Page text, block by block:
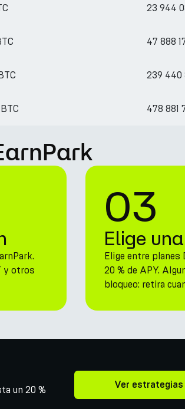
23 944
47 888
239 440
478 881
y otros
03
Elige
Elige entre planes
20 % de APY.
bloqueo: retira
un 20 %
Ver estrategias